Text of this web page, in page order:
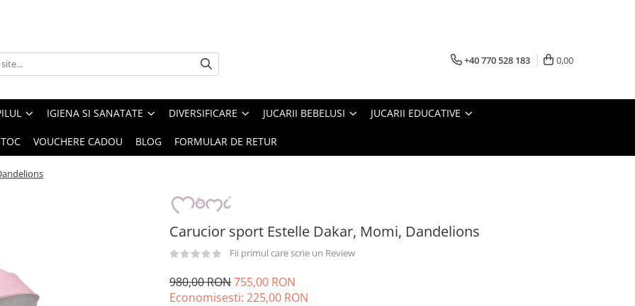
+40 770 528 183 0,00
IGIENA SI SANATATE DIVERSIFICARE JUCARII BEBELUSI JUCARII EDUCATIVE
VOUCHERE CADOU BLOG FORMULAR DE RETUR
Carucior sport Estelle Dakar, Momi, Dandelions
Fii primul care scrie un Review
980,00 RON755,00 RON
Economisesti: 225,00 RON